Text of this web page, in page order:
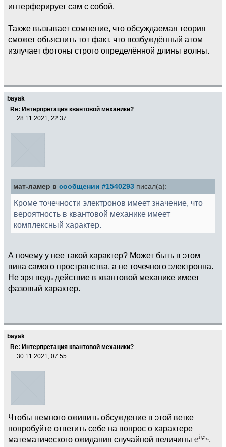
интерферирует сам с собой.
Также вызывает сомнение, что обсуждаемая теория
сможет объяснить тот факт, что возбуждённый атом
излучает фотоны строго определённой длины волны.
bayak
Re: Интерпретация квантовой механики?
28.11.2021, 22:37
мат-ламер в сообщении #1540293 писал(а):
Кроме точечности электронов имеет значение, что
вероятность в квантовой механике имеет
комплексный характер.
А почему у нее такой характер? Может быть в этом
вина самого пространства, а не точечного электронна.
Не зря ведь действие в квантовой механике имеет
фазовый характер.
bayak
Re: Интерпретация квантовой механики?
30.11.2021, 07:55
Чтобы немного оживить обсуждение в этой ветке
попробуйте ответить себе на вопрос о характере
математического ожидания случайной величины
,